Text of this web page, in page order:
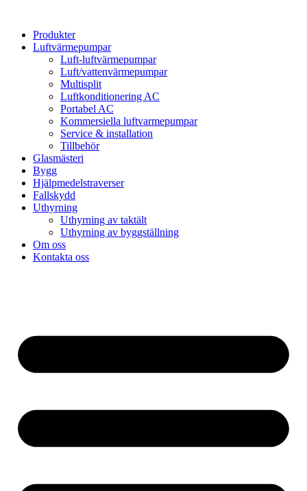
innehållProdukter
Luftvärmepumpar
Luft-luftvärmepumpar
Luft/vattenvärmepumpar
Multisplit
Luftkonditionering AC
Portabel AC
Kommersiella luftvarmepumpar
Service & installation
Tillbehör
Glasmästeri
Bygg
Hjälpmedelstraverser
Fallskydd
Uthyrning
Uthyrning av taktält
Uthyrning av byggställning
Om oss
Kontakta oss